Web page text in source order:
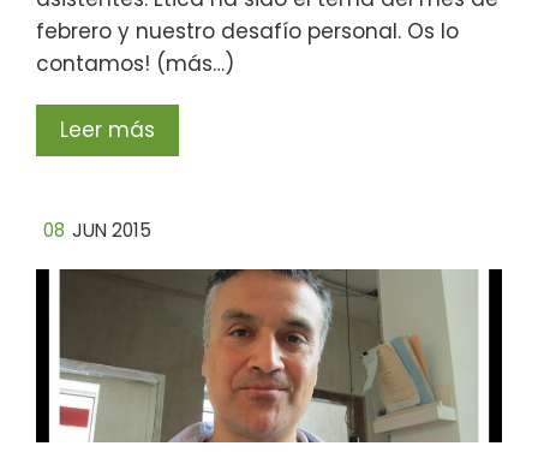
febrero y nuestro desafío personal. Os lo
contamos! (más…)
Leer más
08 JUN 2015